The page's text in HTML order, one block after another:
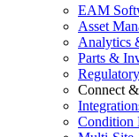
EAM
Asset
Analytics
Parts &
Connect
Condition